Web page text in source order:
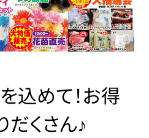
込めて！お得
だくさん♪